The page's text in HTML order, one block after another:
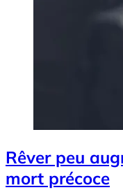
Rêver peu
mort précoce